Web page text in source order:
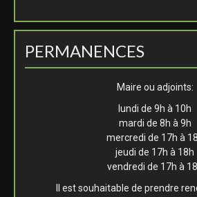
PERMANENCES
Maire ou adjoints:
lundi de 9h à 10h
mardi de 8h à 9h
mercredi de 17h à
jeudi de 17h à 18h
vendredi de 17h à
Il est souhaitable de prendre